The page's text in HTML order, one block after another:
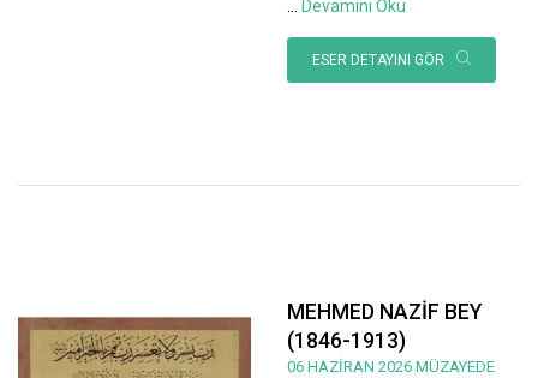
Devamını Oku
ESER DETAYINI GÖR
MEHMED NAZİF BEY
(1846-1913)
06 HAZİRAN 2026 MÜZAYEDE